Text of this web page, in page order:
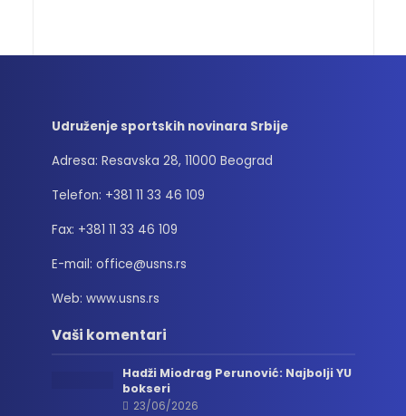
Udruženje sportskih novinara Srbije
Adresa: Resavska 28, 11000 Beograd
Telefon: +381 11 33 46 109
Fax: +381 11 33 46 109
E-mail: office@usns.rs
Web: www.usns.rs
Vaši komentari
Hadži Miodrag Perunović: Najbolji YU
bokseri
23/06/2026